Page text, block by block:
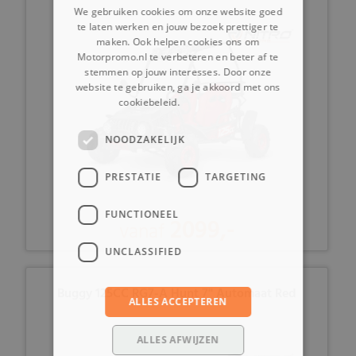
Buggy 125CC RG7-A Hunt 7'' Automaat Red
We gebruiken cookies om onze website goed
te laten werken en jouw bezoek prettiger te
maken. Ook helpen cookies ons om
Motorpromo.nl te verbeteren en beter af te
stemmen op jouw interesses. Door onze
website te gebruiken, ga je akkoord met ons
cookiebeleid.
NOODZAKELIJK
PRESTATIE TARGETING
FUNCTIONEEL
UNCLASSIFIED
ALLES ACCEPTEREN
ALLES AFWIJZEN